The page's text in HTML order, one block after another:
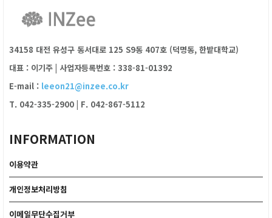
34158 대전 유성구 동서대로 125 S9동 407호 (덕명동, 한밭대학교)
대표 : 이기주 | 사업자등록번호 : 338-81-01392
E-mail : leeon21@inzee.co.kr
T. 042-335-2900 | F. 042-867-5112
INFORMATION
이용약관
개인정보처리방침
이메일무단수집거부